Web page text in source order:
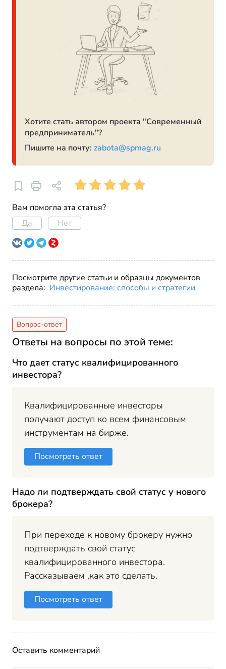
Хотите стать автором проекта "Современный
предприниматель"?
Пишите на почту: zabota@spmag.ru
Вам помогла эта статья?
Да
Нет
Посмотрите другие статьи и образцы документов
раздела: Инвестирование: способы и стратегии
Ответы на вопросы по этой теме:
Что дает статус квалифицированного
инвестора?
Квалифицированные инвесторы
получают доступ ко всем финансовым
инструментам на бирже.
Посмотреть ответ
Надо ли подтверждать свой статус у нового
брокера?
При переходе к новому брокеру нужно
подтверждать свой статус
квалифицированного инвестора.
Рассказываем ,как это сделать.
Посмотреть ответ
Оставить комментарий